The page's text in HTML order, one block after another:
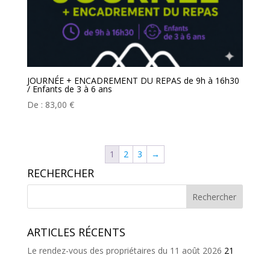
JOURNÉE + ENCADREMENT DU REPAS de 9h à 16h30
/ Enfants de 3 à 6 ans
De : 83,00 €
1 2 3 →
RECHERCHER
ARTICLES RÉCENTS
Le rendez-vous des propriétaires du 11 août 2026 21